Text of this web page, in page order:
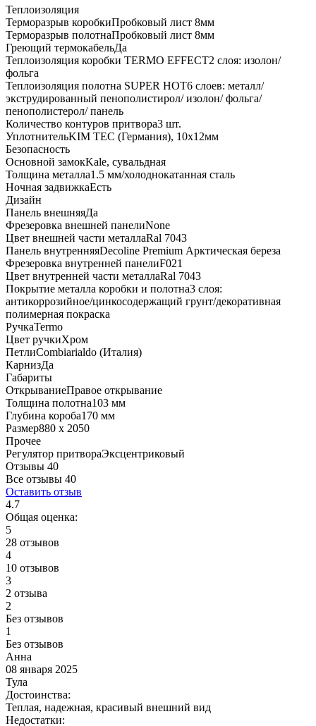
Теплоизоляция
Терморазрыв коробкиПробковый лист 8мм
Терморазрыв полотнаПробковый лист 8мм
Греющий термокабельДа
Теплоизоляция коробки TERMO EFFECT2 слоя: изолон/
фольга
Теплоизоляция полотна SUPER НОТ6 слоев: металл/
экструдированный пенополистирол/ изолон/ фольга/
пенополистерол/ панель
Количество контуров притвора3 шт.
УплотнительKIM ТЕС (Германия), 10x12мм
Безопасность
Основной замокKale, сувальдная
Толщина металла1.5 мм/холоднокатанная сталь
Ночная задвижкаЕсть
Дизайн
Панель внешняяДа
Фрезеровка внешней панелиNone
Цвет внешней части металлаRal 7043
Панель внутренняяDecoline Premium Арктическая береза
Фрезеровка внутренней панелиF021
Цвет внутренней части металлаRal 7043
Покрытие металла коробки и полотна3 слоя:
антикоррозийное/цинкосодержащий грунт/декоративная
полимерная покраска
РучкаTermo
Цвет ручкиХром
ПетлиCombiarialdo (Италия)
КарнизДа
Габариты
ОткрываниеПравое открывание
Толщина полотна103 мм
Глубина короба170 мм
Размер880 x 2050
Прочее
Регулятор притвораЭксцентриковый
Отзывы 40
Все отзывы 40
Оставить отзыв
4.7
Общая оценка:
5
28 отзывов
4
10 отзывов
3
2 отзыва
2
Без отзывов
1
Без отзывов
Анна
08 января 2025
Тула
Достоинства:
Теплая, надежная, красивый внешний вид
Недостатки: